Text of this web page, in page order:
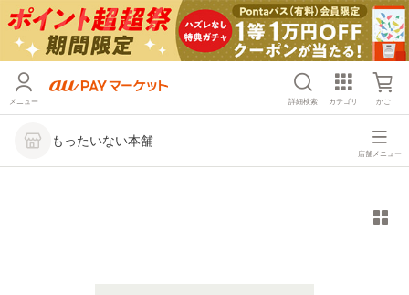
メニュー 詳細検索 カテゴリ かご
もったいない本舗
店舗メニュー